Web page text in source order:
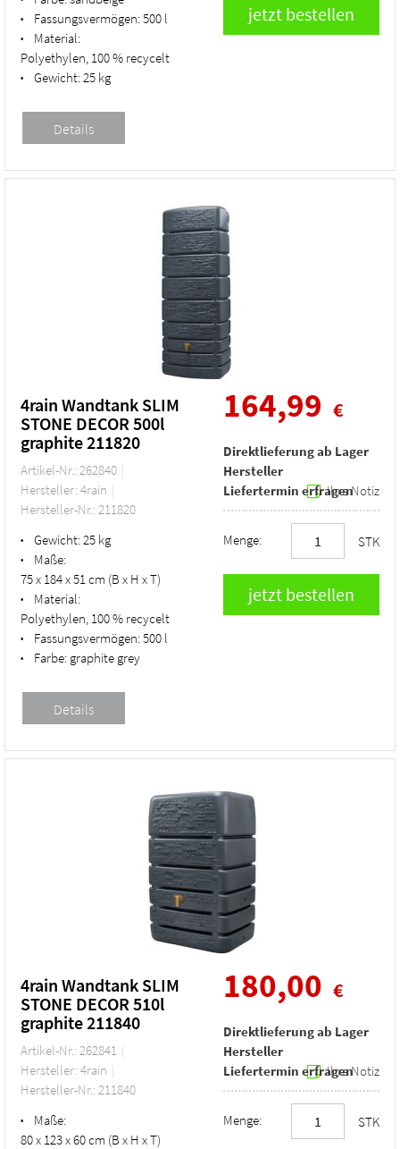
• Fassungsvermögen:500 l
•
Material:
Polyethylen, 100 % recycelt
• Gewicht:25 kg
4rain Wandtank SLIM
STONE DECOR 500l
graphite 211820
Artikel-Nr.: 262840
Hersteller: 4rain
Hersteller-Nr.: 211820
• Gewicht:25 kg
•
Maße:
75 x 184 x 51 cm (B x H x T)
•
Material:
Polyethylen, 100 % recycelt
• Fassungsvermögen:500 l
• Farbe: graphite grey
164,99 €
Direktlieferung ab Lager
Hersteller
Liefertermin erfragenIhre Notiz
Menge: STK
4rain Wandtank SLIM
STONE DECOR 510l
graphite 211840
Artikel-Nr.: 262841
Hersteller: 4rain
Hersteller-Nr.: 211840
•
Maße:
80 x 123 x 60 cm (B x H x T)
180,00 €
Direktlieferung ab Lager
Hersteller
Liefertermin erfragenIhre Notiz
Menge: STK